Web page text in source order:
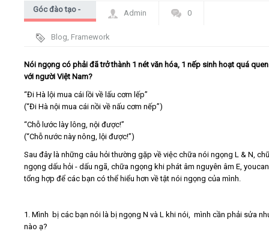
Video
Kiến thức
Liên hệ - Đăng ký
Góc đào tạo -
Admin 0
Blog, Framework
Nói ngọng có phải đã trở thành 1 nét văn hóa, 1 nếp sinh hoạt quá
với người Việt Nam?
“Đi Hà lội mua cái lồi về lấu cơm lếp”
(“Đi Hà nội mua cái nồi về nấu cơm nếp”)
“Chỗ lước lày lông, nội được!”
(“Chỗ nước này nông, lội được!”)
Sau đây là những câu hỏi thường gặp về việc chữa nói ngọng L & N,
ngọng dấu hỏi - dấu ngã, chữa ngọng khi phát âm nguyên âm E,
tổng hợp để các bạn có thể hiểu hơn về tật nói ngọng của mình.
1. Mình bị các bạn nói là bị ngọng N và L khi nói, mình cần phải sửa
nào ạ?